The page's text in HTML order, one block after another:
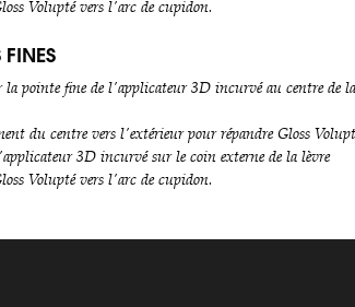
Volupté vers l'arc de cupidon.
FINES
la pointe fine de l'applicateur 3D incurvé au centre de la
du centre vers l'extérieur pour répandre Gloss
3D incurvé sur le coin externe de la lèvre
Volupté vers l'arc de cupidon.